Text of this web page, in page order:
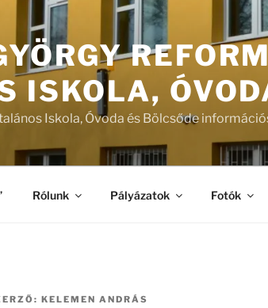
ISKOLA,
Iskola, Óvoda és Bölcsőde
Rólunk Pályázatok Fotók
KELEMEN ANDRÁS